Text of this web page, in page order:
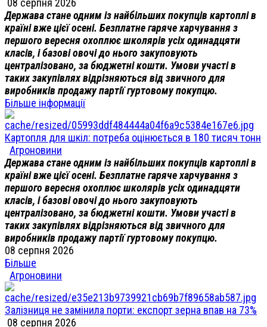
08 серпня 2026
Держава стане одним із найбільших покупців картоплі в
країні вже цієї осені. Безплатне гаряче харчування з
першого вересня охоплює школярів усіх одинадцяти
класів, і базові овочі до нього закуповують
централізовано, за бюджетні кошти. Умови участі в
таких закупівлях відрізняються від звичного для
виробників продажу партії гуртовому покупцю.
Більше інформації
Картопля для шкіл: потреба оцінюється в 180 тисяч тонн
Агроновини
Держава стане одним із найбільших покупців картоплі в
країні вже цієї осені. Безплатне гаряче харчування з
першого вересня охоплює школярів усіх одинадцяти
класів, і базові овочі до нього закуповують
централізовано, за бюджетні кошти. Умови участі в
таких закупівлях відрізняються від звичного для
виробників продажу партії гуртовому покупцю.
08 серпня 2026
Більше
Агроновини
Залізниця не замінила порти: експорт зерна впав на 73%
08 серпня 2026